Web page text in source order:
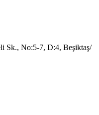
Sk., No:5-7, D:4, Beşiktaş/